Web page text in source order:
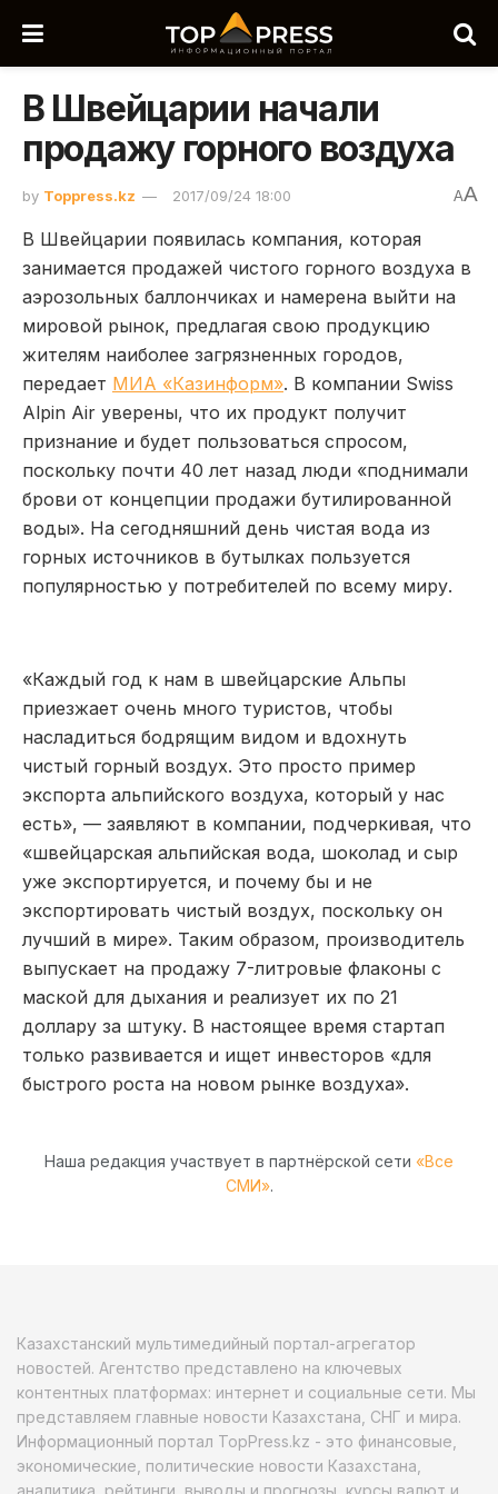
В Швейцарии начали
продажу горного воздуха
by Toppress.kz 2017/09/24 18:00 AA
В Швейцарии появилась компания, которая
занимается продажей чистого горного воздуха в
аэрозольных баллончиках и намерена выйти на
мировой рынок, предлагая свою продукцию
жителям наиболее загрязненных городов,
передает МИА «Казинформ». В компании Swiss
Alpin Air уверены, что их продукт получит
признание и будет пользоваться спросом,
поскольку почти 40 лет назад люди «поднимали
брови от концепции продажи бутилированной
воды». На сегодняшний день чистая вода из
горных источников в бутылках пользуется
популярностью у потребителей по всему миру.
«Каждый год к нам в швейцарские Альпы
приезжает очень много туристов, чтобы
насладиться бодрящим видом и вдохнуть
чистый горный воздух. Это просто пример
экспорта альпийского воздуха, который у нас
есть», — заявляют в компании, подчеркивая, что
«швейцарская альпийская вода, шоколад и сыр
уже экспортируется, и почему бы и не
экспортировать чистый воздух, поскольку он
лучший в мире». Таким образом, производитель
выпускает на продажу 7-литровые флаконы с
маской для дыхания и реализует их по 21
доллару за штуку. В настоящее время стартап
только развивается и ищет инвесторов «для
быстрого роста на новом рынке воздуха».
Наша редакция участвует в партнёрской сети «Все
СМИ».
Казахстанский мультимедийный портал-агрегатор
новостей. Агентство представлено на ключевых
контентных платформах: интернет и социальные сети. Мы
представляем главные новости Казахстана, СНГ и мира.
Информационный портал TopPress.kz - это финансовые,
экономические, политические новости Казахстана,
аналитика, рейтинги, выводы и прогнозы, курсы валют и